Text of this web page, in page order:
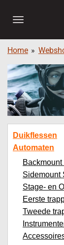
direct
de
Home »
Duikflessen
Automaten
Backmount
Sidemount
Stage- en
Eerste
Tweede